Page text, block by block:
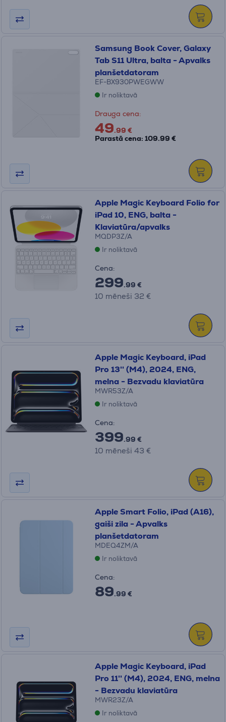
Samsung Book Cover, Galaxy
Tab S11 Ultra, balta - Apvalks
planšetdatoram
EF-BX930PWEGWW
Ir noliktavā
Drauga cena:
49.99 €
Parastā cena: 109.99 €
Apple Magic Keyboard Folio for
iPad 10, ENG, balta -
Klaviatūra/apvalks
MQDP3Z/A
Ir noliktavā
Cena:
299.99 €
10 mēneši 32 €
Apple Magic Keyboard, iPad
Pro 13'' (M4), 2024, ENG,
melna - Bezvadu klaviatūra
MWR53Z/A
Ir noliktavā
Cena:
399.99 €
10 mēneši 43 €
Apple Smart Folio, iPad (A16),
gaiši zila - Apvalks
planšetdatoram
MDEQ4ZM/A
Ir noliktavā
Cena:
89.99 €
Apple Magic Keyboard, iPad
Pro 11'' (M4), 2024, ENG, melna
- Bezvadu klaviatūra
MWR23Z/A
Ir noliktavā